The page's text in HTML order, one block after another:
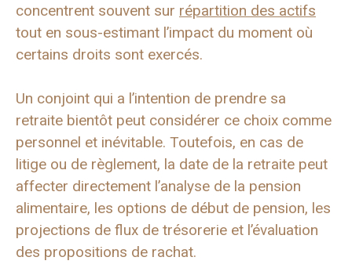
concentrent souvent sur répartition des actifs
tout en sous-estimant l’impact du moment où
certains droits sont exercés.
Un conjoint qui a l’intention de prendre sa
retraite bientôt peut considérer ce choix comme
personnel et inévitable. Toutefois, en cas de
litige ou de règlement, la date de la retraite peut
affecter directement l’analyse de la pension
alimentaire, les options de début de pension, les
projections de flux de trésorerie et l’évaluation
des propositions de rachat.